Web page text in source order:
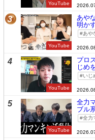
YouTube
3
YouTube
あや
明か
あや
4
YouTube
プロ
じめ
いじ
5
YouTube
全力
ブル
全力